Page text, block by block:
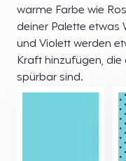
warme Farbe wie
deiner Palette etwas
und Violett werden
Kraft hinzufügen,
spürbar sind.